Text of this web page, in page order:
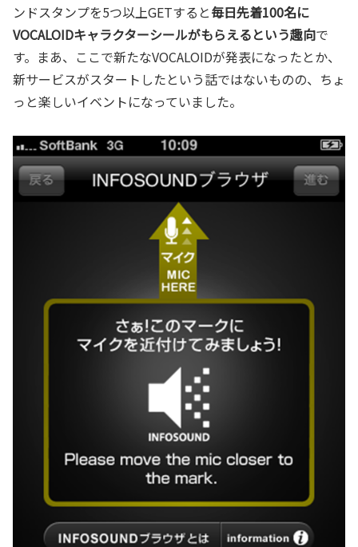
ンドスタンプを5つ以上GETすると毎日先着100名に
VOCALOIDキャラクターシールがもらえるという趣向で
す。まあ、ここで新たなVOCALOIDが発表になったとか、
新サービスがスタートしたという話ではないものの、ちょ
っと楽しいイベントになっていました。